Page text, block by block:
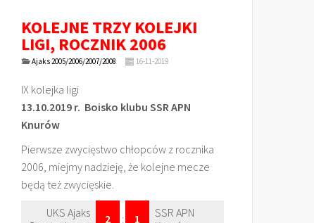
KOLEJNE TRZY KOLEJKI
LIGI, ROCZNIK 2006
Ajaks 2005/2006/2007/2008 16-11-2019
IX kolejka ligi
13.10.2019 r. Boisko klubu SSR APN
Knurów
Pierwsze zwycięstwo chłopców z rocznika
2006, miejmy nadzieję, że kolejne mecze
będą też zwycięskie.
UKS Ajaks
2 : 1
SSR APN